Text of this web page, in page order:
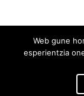
Web gune
esperientzia